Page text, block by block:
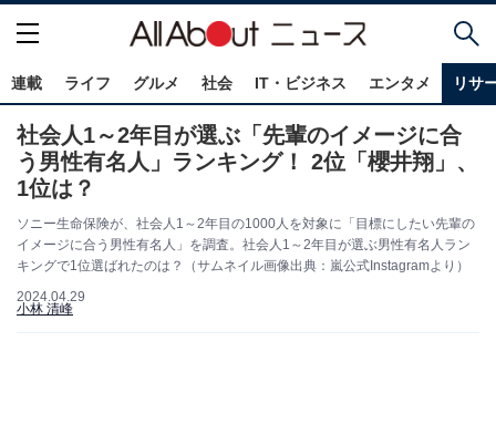
連載 ライフ グルメ 社会 IT・ビジネス エンタメ リサ
社会人1～2年目が選ぶ「先輩のイメージに合
う男性有名人」ランキング！ 2位「櫻井翔」、
1位は？
ソニー生命保険が、社会人1～2年目の1000人を対象に「目標にしたい先輩の
イメージに合う男性有名人」を調査。社会人1～2年目が選ぶ男性有名人ラン
キングで1位選ばれたのは？（サムネイル画像出典：嵐公式Instagramより）
2024.04.29
小林 清峰